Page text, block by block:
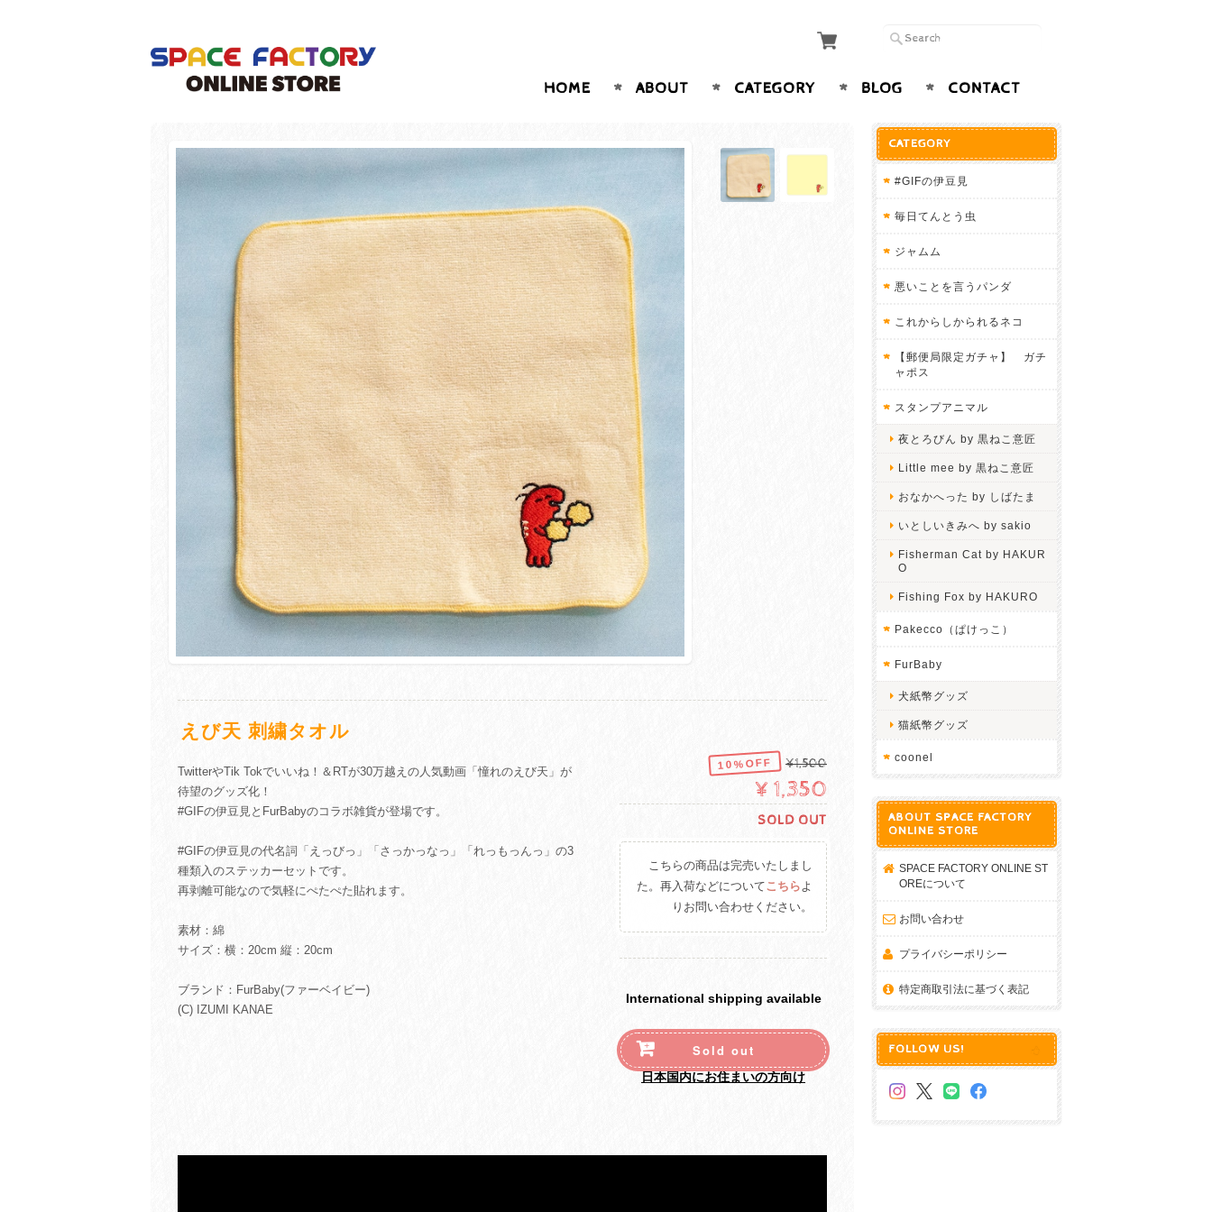
HOME ABOUT CATEGORY BLOG CONTACT
えび天 刺繍タオル
TwitterやTik Tokでいいね！＆RTが30万越えの人気動画「憧れのえび天」が
待望のグッズ化！
#GIFの伊豆見とFurBabyのコラボ雑貨が登場です。
#GIFの伊豆見の代名詞「えっびっ」「さっかっなっ」「れっもっんっ」の3
種類入のステッカーセットです。
再剥離可能なので気軽にぺたぺた貼れます。
素材：綿
サイズ：横：20cm 縦：20cm
ブランド：FurBaby(ファーベイビー)
(C) IZUMI KANAE
10%OFF ¥1,500
¥1,350
SOLD OUT
こちらの商品は完売いたしまし
た。再入荷などについてこちらよ
りお問い合わせください。
International shipping available
Sold out
日本国内にお住まいの方向け
CATEGORY
#GIFの伊豆見
毎日てんとう虫
ジャムム
悪いことを言うパンダ
これからしかられるネコ
【郵便局限定ガチャ】 ガチ
ャポス
スタンプアニマル
夜とろびん by 黒ねこ意匠
Little mee by 黒ねこ意匠
おなかへった by しばたま
いとしいきみへ by sakio
Fisherman Cat by HAKUR
O
Fishing Fox by HAKURO
Pakecco（ぱけっこ）
FurBaby
犬紙幣グッズ
猫紙幣グッズ
coonel
ABOUT SPACE FACTORY
ONLINE STORE
SPACE FACTORY ONLINE ST
OREについて
お問い合わせ
プライバシーポリシー
特定商取引法に基づく表記
FOLLOW US!